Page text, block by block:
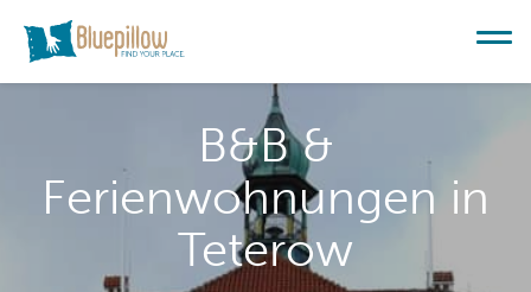
B&B &
Ferienwohnungen in
Teterow